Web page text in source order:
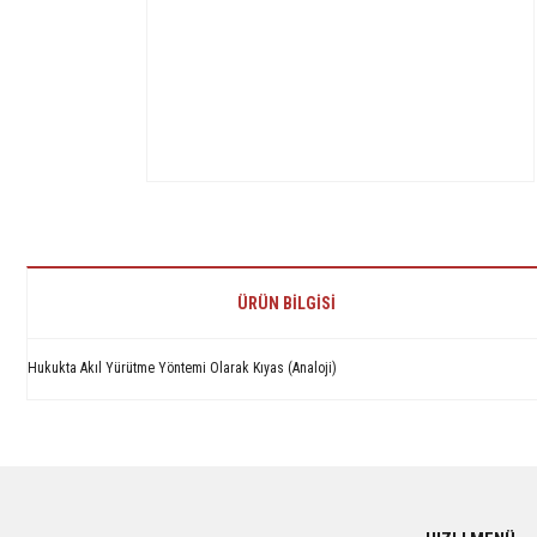
ÜRÜN BILGISI
Hukukta Akıl Yürütme Yöntemi Olarak Kıyas (Analoji)